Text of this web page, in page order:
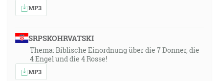
MP3
SRPSKOHRVATSKI
Thema: Biblische Einordnung über die 7 Donner, die
4 Engel und die 4 Rosse!
MP3